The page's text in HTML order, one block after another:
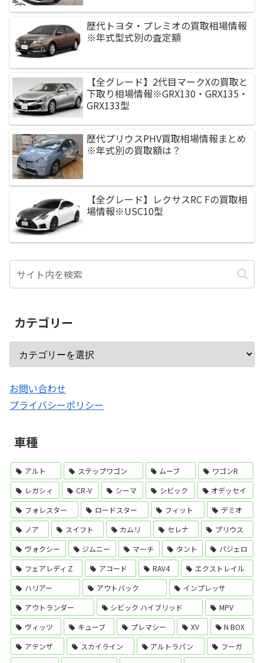
歴代トヨタ・プレミオの買取相場情報
※年式型式別の査定額
【全グレード】2代目マークXの買取と
下取り相場情報※GRX130・GRX135・
GRX133型
歴代プリウスPHV買取相場情報まとめ
※年式別の買取額は？
【全グレード】レクサスRC Fの買取相
場情報※USC10型
カテゴリー
お問い合わせ
プライバシーポリシー
車種
アルト ステップワゴン ムーブ
ワゴンR
レガシィ
CR-V シーマ シビック
オデッセイ
フォレスター
ロードスター フィット
デミオ
ノア
スイフト カムリ セレナ
プリウス
ヴォクシー
ジムニー マーチ タント
パジェロ
フェアレディＺ
アコード RAV4
エクストレイル
ハリアー
アウトバック
インプレッサ
アウトランダー
シビック ハイブリッド
MPV
ヴィッツ
キューブ プレマシー XV
N BOX
アテンザ
スカイライン アルトラパン
フーガ